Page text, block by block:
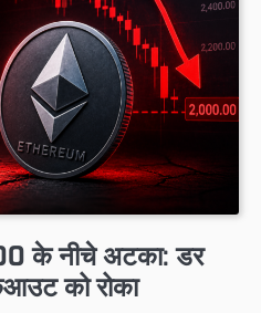
के नीचे अटका: डर
को रोका